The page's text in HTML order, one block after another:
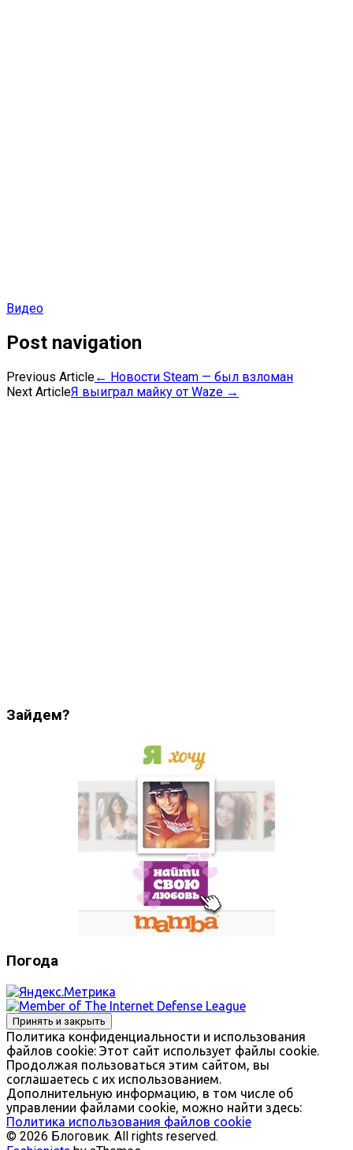
Видео
Post navigation
Previous Article← Новости Steam — был взломан
Next ArticleЯ выиграл майку от Waze →
Зайдем?
Погода
Политика конфиденциальности и использования
файлов сookie: Этот сайт использует файлы cookie.
Продолжая пользоваться этим сайтом, вы
соглашаетесь с их использованием.
Дополнительную информацию, в том числе об
управлении файлами cookie, можно найти здесь:
Политика использования файлов cookie
© 2026 Блоговик. All rights reserved.